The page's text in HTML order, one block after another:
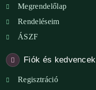
Megrendelőlap
Rendeléseim
ÁSZF
Fiók és kedvencek
Regisztráció